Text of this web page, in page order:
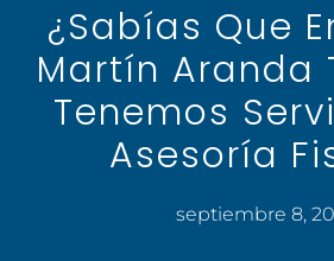
¿Sabías Que
Martín Aranda
Tenemos
Asesoría
septiembre 8,